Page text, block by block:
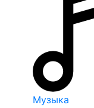
Музыка